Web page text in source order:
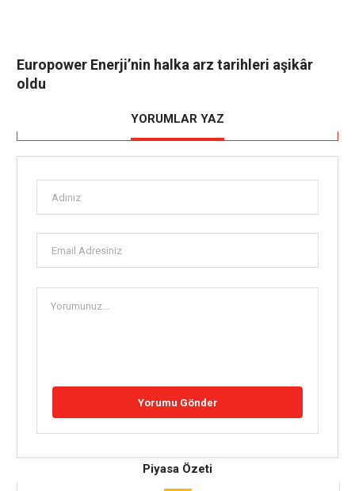
Europower Enerji’nin halka arz tarihleri aşikâr
oldu
YORUMLAR YAZ
Piyasa Özeti